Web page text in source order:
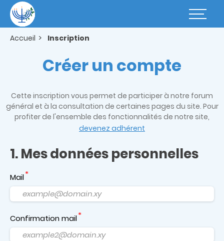
contenu
principal
Basculer
Accueil Inscription
Créer un compte
Cette inscription vous permet de participer à notre forum
général et à la consultation de certaines pages du site. Pour
profiter de l'ensemble des fonctionnalités de notre site,
devenez adhérent
1. Mes données personnelles
Mail
Confirmation mail